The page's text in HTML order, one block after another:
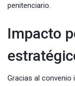
penitenciario.
Impacto
Gracias al convenio